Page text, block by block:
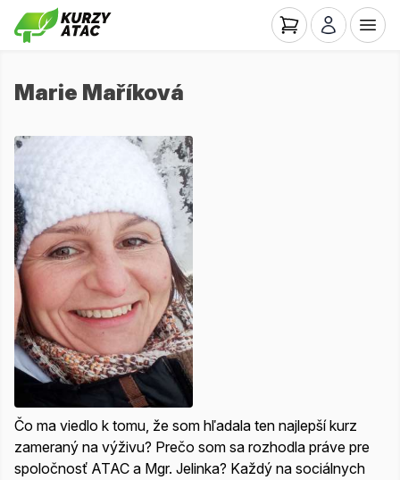
Marie Maříková
Čo ma viedlo k tomu, že som hľadala ten najlepší kurz
zameraný na výživu? Prečo som sa rozhodla práve pre
spoločnosť ATAC a Mgr. Jelinka? Každý na sociálnych